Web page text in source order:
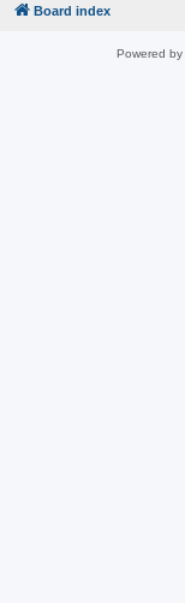
Board index
Powered by